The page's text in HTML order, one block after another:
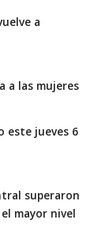
a
a las mujeres
este jueves 6
superaron
mayor nivel